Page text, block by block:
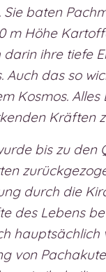
Sie baten
m Höhe
darin ihre tiefe
Auch das so
Kosmos.
Kräften
bis zu den
durch die
des Lebens
von